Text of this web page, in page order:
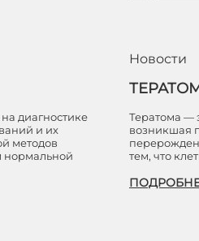
диагностике
и их
методов
нормальной
Новости
Тератома —
возникшая
тем, что